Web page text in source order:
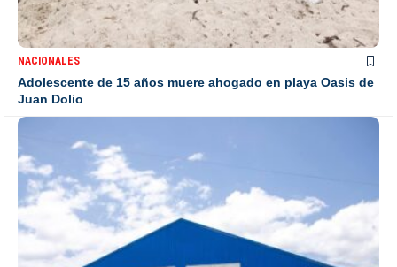
NACIONALES
Adolescente de 15 años muere ahogado en playa Oasis de
Juan Dolio